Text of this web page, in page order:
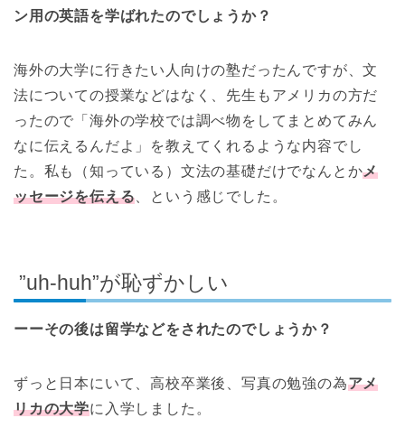
ン用の英語を学ばれたのでしょうか？
海外の大学に行きたい人向けの塾だったんですが、文
法についての授業などはなく、先生もアメリカの方だ
ったので「海外の学校では調べ物をしてまとめてみん
なに伝えるんだよ」を教えてくれるような内容でし
た。私も（知っている）文法の基礎だけでなんとかメ
ッセージを伝える 、という感じでした。
”uh-huh”が恥ずかしい
ーーその後は留学などをされたのでしょうか？
ずっと日本にいて、高校卒業後、写真の勉強の為アメ
リカの大学に入学しました。